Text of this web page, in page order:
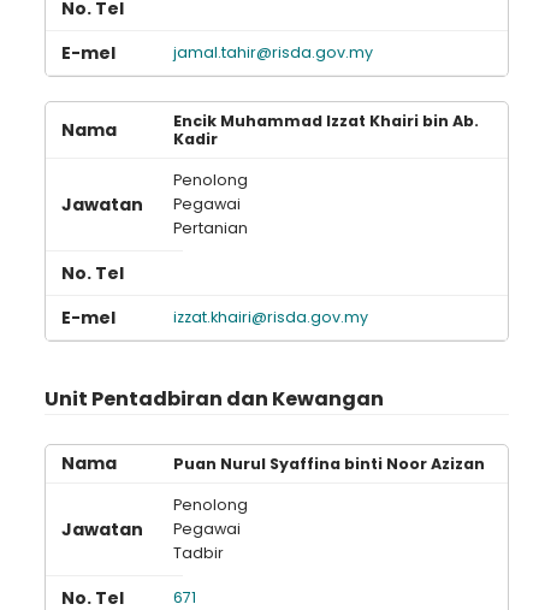
jamal.tahir@risda.gov.my
Encik Muhammad Izzat Khairi bin Ab.
Kadir
Penolong
Pegawai
Pertanian
izzat.khairi@risda.gov.my
Unit Pentadbiran dan Kewangan
Puan Nurul Syaffina binti Noor Azizan
Penolong
Pegawai
Tadbir
671